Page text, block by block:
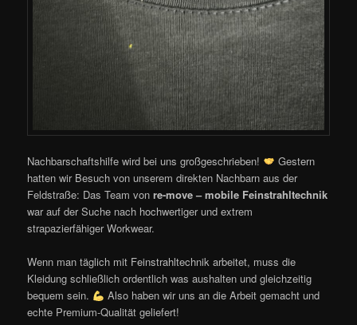
Nachbarschaftshilfe wird bei uns großgeschrieben!
Gestern
hatten wir Besuch von unserem direkten Nachbarn aus der
Feldstraße: Das Team vonre-move – mobile Feinstrahltechnik
war auf der Suche nach hochwertiger und extrem
strapazierfähiger Workwear.
Wenn man täglich mit Feinstrahltechnik arbeitet, muss die
Kleidung schließlich ordentlich was aushalten und gleichzeitig
bequem sein.
Also haben wir uns an die Arbeit gemacht und
echte Premium-Qualität geliefert!